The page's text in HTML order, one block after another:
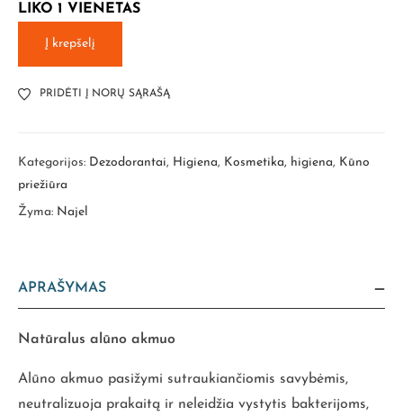
LIKO 1 VIENETAS
Į krepšelį
PRIDĖTI Į NORŲ SĄRAŠĄ
Kategorijos: Dezodorantai, Higiena, Kosmetika, higiena, Kūno
priežiūra
Žyma: Najel
APRAŠYMAS
Natūralus alūno akmuo
Alūno akmuo pasižymi sutraukiančiomis savybėmis,
neutralizuoja prakaitą ir neleidžia vystytis bakterijoms,